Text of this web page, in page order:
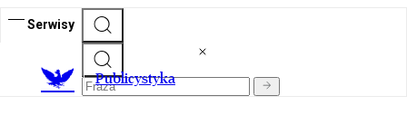
Serwisy
Publicystyka